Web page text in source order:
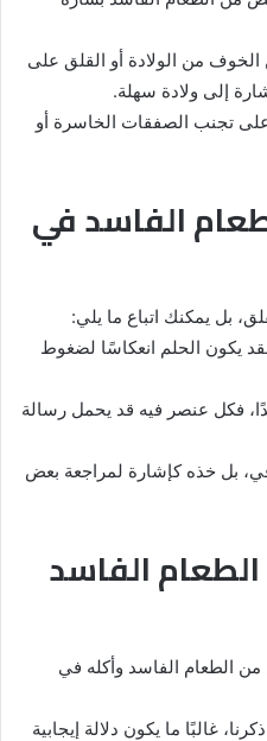
من الولادة أو القلق على
إلى ولادة سهلة.
تجنب الصفقات الخاسرة أو
الفاسد في
بل يمكنك اتباع ما يلي:
يكون الحلم انعكاسًا لضغوط
فكل عنصر فيه قد يحمل رسالة
بل خذه كإشارة لمراجعة بعض
الطعام الفاسد
من الطعام الفاسد وأكله في
غالبًا ما يكون دلالة إيجابية